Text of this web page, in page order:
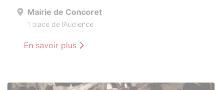
Mairie de Concoret
1 place de l’Audience
En savoir plus